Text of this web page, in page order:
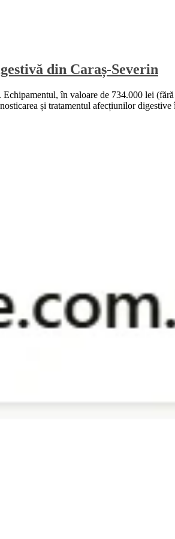
din Caraș-Severin
Echipamentul, în valoare de 734.000 lei
și tratamentul afecțiunilor